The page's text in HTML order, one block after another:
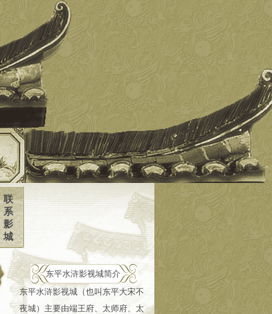
联
系
影
城
东平水浒影视城简介
东平水浒影视城（也叫东平大宋不
夜城）主要由端王府、太师府、太